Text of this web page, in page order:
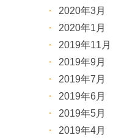
2020年3月
2020年1月
2019年11月
2019年9月
2019年7月
2019年6月
2019年5月
2019年4月